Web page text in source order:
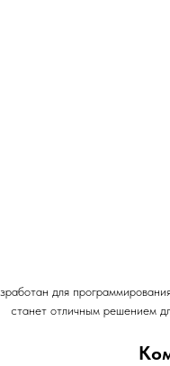
для
станет отличным решением